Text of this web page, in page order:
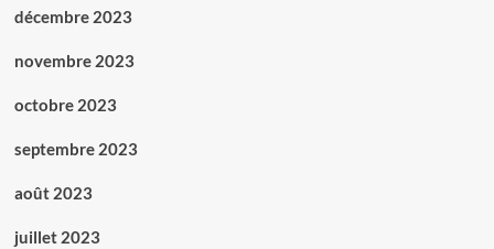
décembre 2023
novembre 2023
octobre 2023
septembre 2023
août 2023
juillet 2023